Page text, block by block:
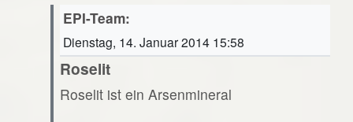
EPI-Team:
Dienstag, 14. Januar 2014 15:58
Roselit
Roselit ist ein Arsenmineral